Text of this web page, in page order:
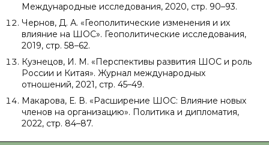
Международные исследования, 2020, стр. 90–93.
Чернов, Д. А. «Геополитические изменения и их
влияние на ШОС». Геополитические исследования,
2019, стр. 58–62.
Кузнецов, И. М. «Перспективы развития ШОС и роль
России и Китая». Журнал международных
отношений, 2021, стр. 45–49.
Макарова, Е. В. «Расширение ШОС: Влияние новых
членов на организацию». Политика и дипломатия,
2022, стр. 84–87.